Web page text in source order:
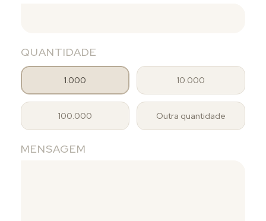
QUANTIDADE
1.000 10.000
100.000 Outra quantidade
MENSAGEM